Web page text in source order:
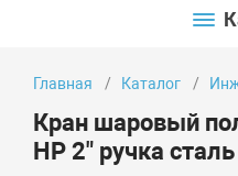
Главная Каталог
Кран шаровый
НР 2" ручка сталь